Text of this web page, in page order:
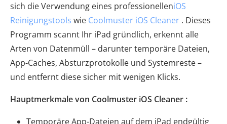
sich die Verwendung eines professionelleniOS
Reinigungstools wie Coolmuster iOS Cleaner . Dieses
Programm scannt Ihr iPad gründlich, erkennt alle
Arten von Datenmüll – darunter temporäre Dateien,
App-Caches, Absturzprotokolle und Systemreste –
und entfernt diese sicher mit wenigen Klicks.
Hauptmerkmale von Coolmuster iOS Cleaner :
Temporäre App-Dateien auf dem iPad endgültig